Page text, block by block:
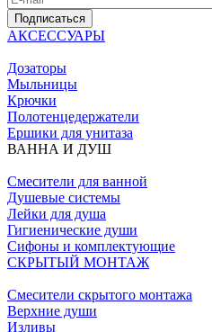
Подписаться
АКСЕССУАРЫ
Дозаторы
Мыльницы
Крючки
Полотенцедержатели
Ершики для унитаза
ВАННА И ДУШ
Смесители для ванной
Душевые системы
Лейки для душа
Гигиенические души
Сифоны и комплектующие
СКРЫТЫЙ МОНТАЖ
Смесители скрытого монтажа
Верхние души
Изливы